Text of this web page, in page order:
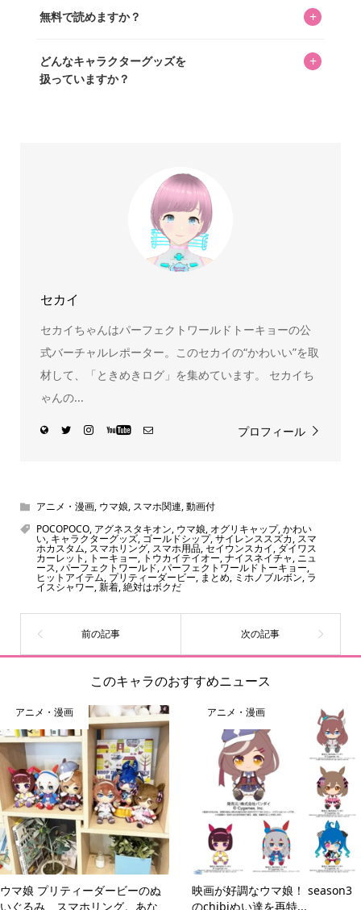
いをお届けすることは保証します。なお、記事内に価格は
め、正確な情報をお伝えできないからです。
無料で読めますか？ +
どんなキャラクターグッズを
扱っていますか？
+
ーをいち早く皆さんにお届けすることも、私たちの使命の
セカイ
セカイちゃんはパーフェクトワールドトーキョーの公
式バーチャルレポーター。このセカイの“かわいい”を取
材して、「ときめきログ」を集めています。 セカイち
ゃんの...
プロフィール
アニメ・漫画, ウマ娘, スマホ関連,動画付
POCOPOCO, アグネスタキオン, ウマ娘, オグリキャップ,かわい
い, キャラクターグッズ, ゴールドシップ,サイレンススズカ,スマ
ホカスタム, スマホリング, スマホ用品,セイウンスカイ, ダイワス
カーレット, トーキョー, トウカイテイオー,ナイスネイチャ, ニュ
ース,パーフェクトワールド,パーフェクトワールドトーキョー,
ヒットアイテム, プリティーダービー, まとめ, ミホノブルボン,ラ
イスシャワー,新着,絶対はボクだ
このキャラのおすすめニュース
アニメ・漫画
ウマ娘 プリティーダービーのぬ
いぐるみ、スマホリング。あな
アニメ・漫画
映画が好調なウマ娘！ season3
のchibiぬい達を再特...